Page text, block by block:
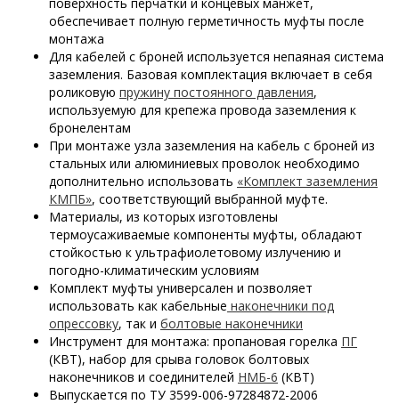
обеспечивает полную герметичность муфты после
монтажа
Для кабелей с броней используется непаяная система
заземления. Базовая комплектация включает в себя
роликовую пружину постоянного давления,
используемую для крепежа провода заземления к
бронелентам
При монтаже узла заземления на кабель с броней из
стальных или алюминиевых проволок необходимо
дополнительно использовать «Комплект заземления
КМПБ», соответствующий выбранной муфте.
Материалы, из которых изготовлены
термоусаживаемые компоненты муфты, обладают
стойкостью к ультрафиолетовому излучению и
погодно-климатическим условиям
Комплект муфты универсален и позволяет
использовать как кабельные наконечники под
опрессовку, так и болтовые наконечники
Инструмент для монтажа: пропановая горелка ПГ
(КВТ), набор для срыва головок болтовых
наконечников и соединителей НМБ-6 (КВТ)
Выпускается по ТУ 3599-006-97284872-2006